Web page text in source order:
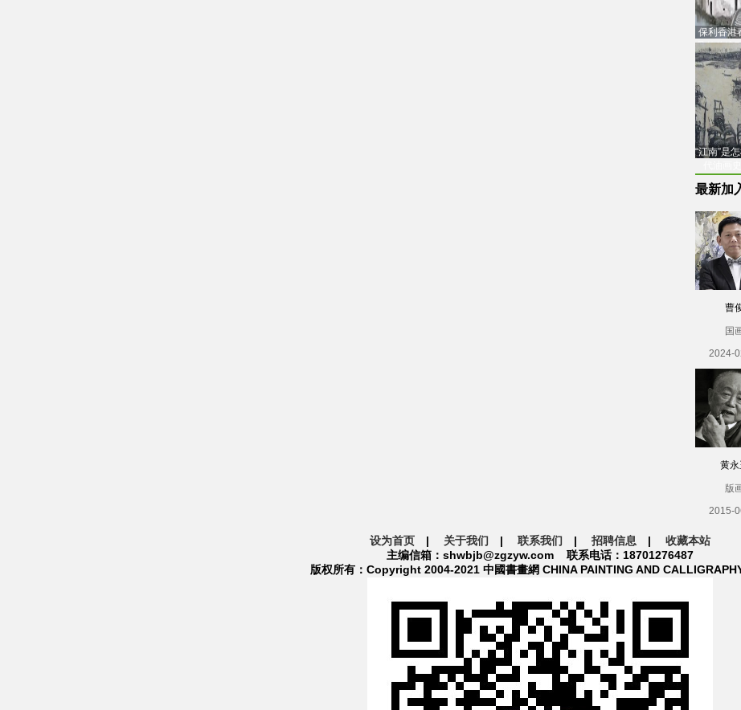
保利香港
品估价逾
“江南”是
最新加
曹
国
2024-
黄永
版
2015-
设为首页 | 关于我们 | 联系我们 | 招聘信息 | 收藏本站
主编信箱：shwbjb@zgzyw.com 联系电话：18701276487
版权所有：Copyright 2004-2021 中國書畫網 CHINA PAINTING AND